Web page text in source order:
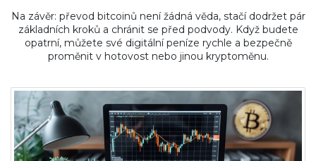
Na závěr: převod bitcoinů není žádná věda, stačí dodržet pár
základních kroků a chránit se před podvody. Když budete
opatrní, můžete své digitální peníze rychle a bezpečně
proměnit v hotovost nebo jinou kryptoměnu.